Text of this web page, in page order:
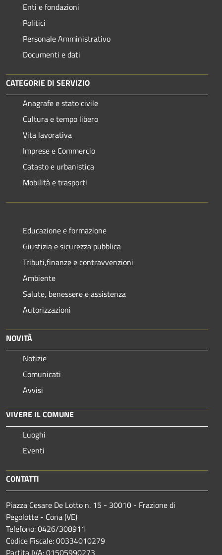
Enti e fondazioni
Politici
Personale Amministrativo
Documenti e dati
CATEGORIE DI SERVIZIO
Anagrafe e stato civile
Cultura e tempo libero
Vita lavorativa
Imprese e Commercio
Catasto e urbanistica
Mobilità e trasporti
Educazione e formazione
Giustizia e sicurezza pubblica
Tributi,finanze e contravvenzioni
Ambiente
Salute, benessere e assistenza
Autorizzazioni
NOVITÀ
Notizie
Comunicati
Avvisi
VIVERE IL COMUNE
Luoghi
Eventi
CONTATTI
Piazza Cesare De Lotto n. 15 - 30010 - Frazione di
Pegolotte - Cona (VE)
Telefono: 0426/308911
Codice Fiscale: 00334010279
Partita IVA: 01505990273